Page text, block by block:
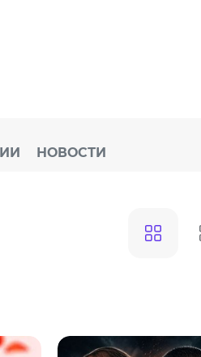
НОВОСТИ